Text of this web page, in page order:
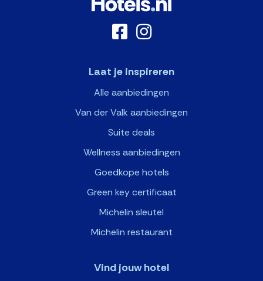
Laat je inspireren
Alle aanbiedingen
Van der Valk aanbiedingen
Suite deals
Wellness aanbiedingen
Goedkope hotels
Green key certificaat
Michelin sleutel
Michelin restaurant
Vind jouw hotel